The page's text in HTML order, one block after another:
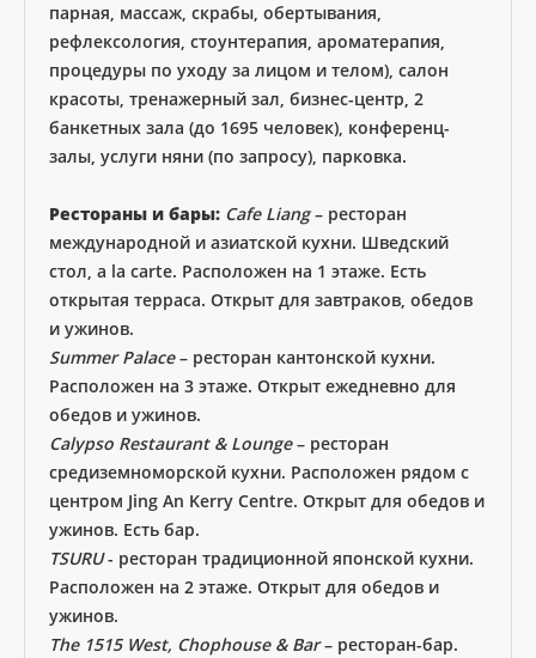
парная, массаж, скрабы, обертывания,
рефлексология, стоунтерапия, ароматерапия,
процедуры по уходу за лицом и телом), салон
красоты, тренажерный зал, бизнес-центр, 2
банкетных зала (до 1695 человек), конференц-
залы, услуги няни (по запросу), парковка.
Рестораны и бары: Cafe Liang– ресторан
международной и азиатской кухни. Шведский
стол, a la carte. Расположен на 1 этаже. Есть
открытая терраса. Открыт для завтраков, обедов
и ужинов.
Summer Palace– ресторан кантонской кухни.
Расположен на 3 этаже. Открыт ежедневно для
обедов и ужинов.
Calypso Restaurant & Lounge– ресторан
средиземноморской кухни. Расположен рядом с
центром Jing An Kerry Centre. Открыт для обедов и
ужинов. Есть бар.
TSURU- ресторан традиционной японской кухни.
Расположен на 2 этаже. Открыт для обедов и
ужинов.
The 1515 West, Chophouse & Bar– ресторан-бар.